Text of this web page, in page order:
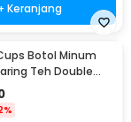
Keranjang
Botol Minum
Teh Double
X9001